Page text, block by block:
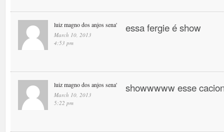
luiz magno dos anjos sena'
March 10, 2013
4:53 pm
essa fergie é show
luiz magno dos anjos sena'
March 10, 2013
5:22 pm
showwwww esse